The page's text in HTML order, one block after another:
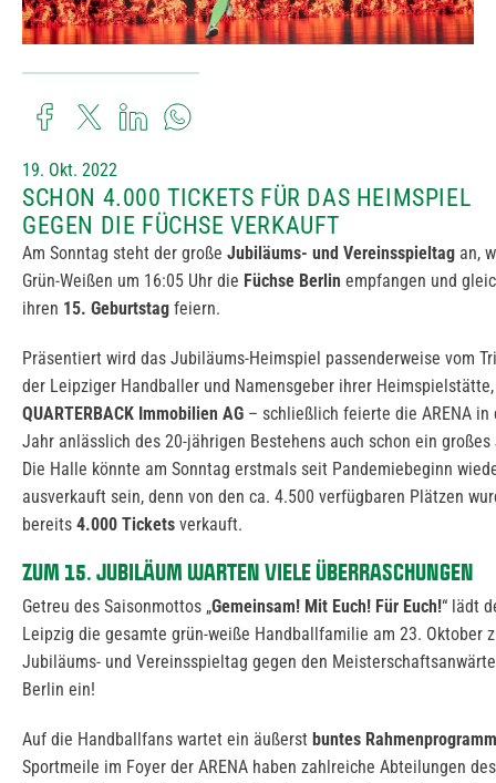
19. Okt. 2022
SCHON 4.000 TICKETS FÜR DAS HEIMSPIEL
GEGEN DIE FÜCHSE VERKAUFT
Am Sonntag steht der große Jubiläums- und Vereinsspieltag an,
Grün-Weißen um 16:05 Uhr die Füchse Berlin empfangen und
ihren 15. Geburtstag feiern.
Präsentiert wird das Jubiläums-Heimspiel passenderweise vom
der Leipziger Handballer und Namensgeber ihrer
QUARTERBACK Immobilien AG – schließlich feierte die ARENA in
Jahr anlässlich des 20-jährigen Bestehens auch schon ein
Die Halle könnte am Sonntag erstmals seit Pandemiebeginn
ausverkauft sein, denn von den ca. 4.500 verfügbaren Plätzen
bereits 4.000 Tickets verkauft.
ZUM 15. JUBILÄUM WARTEN VIELE ÜBERRASCHUNGEN
Getreu des Saisonmottos „Gemeinsam! Mit Euch! Für Euch!“ lädt
Leipzig die gesamte grün-weiße Handballfamilie am 23. Oktober
Jubiläums- und Vereinsspieltag gegen den
Berlin ein!
Auf die Handballfans wartet ein äußerst buntes
Sportmeile im Foyer der ARENA haben zahlreiche Abteilungen